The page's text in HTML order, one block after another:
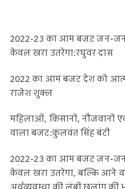
2022-23 का आम बजट जन-
केवल खरा उतरेगा:रघुवर दास
2022 का आम बजट देश को
राजेश शुक्ल
महिलाओं, किसानों, नौजवानों
वाला बजट:कुलवंत सिंह बंटी
2022-23 का आम बजट जन-
केवल खरा उतरेगा, बल्कि आने